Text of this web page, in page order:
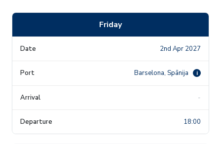
Friday
2nd Apr 2027
Barselona, Spānija i
-
18:00